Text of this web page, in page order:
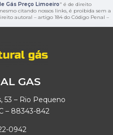
Gás Preço Limoeiro" é de direito
citando nossos links, é proibida sem a
autoral – artigo 184 do Código Penal –
GAS
53 – Rio Pequeno
– 88343-842
0942